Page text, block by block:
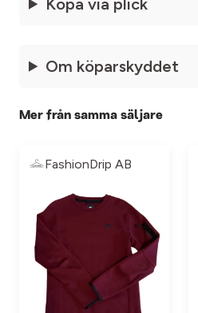
Om köparskyddet
Mer från samma säljare
FashionDrip AB